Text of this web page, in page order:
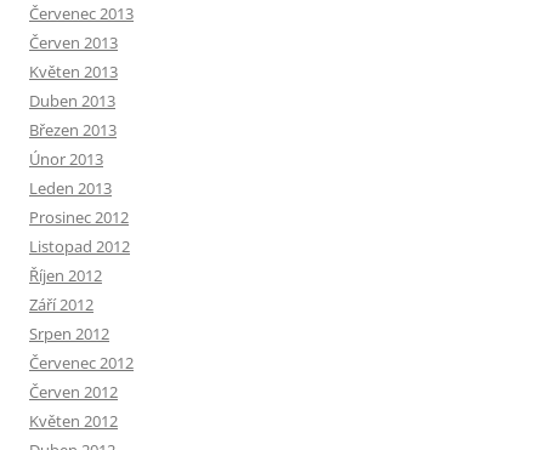
Červenec 2013
Červen 2013
Květen 2013
Duben 2013
Březen 2013
Únor 2013
Leden 2013
Prosinec 2012
Listopad 2012
Říjen 2012
Září 2012
Srpen 2012
Červenec 2012
Červen 2012
Květen 2012